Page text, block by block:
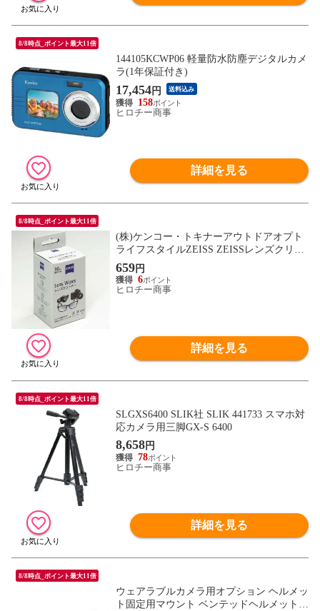
8/8時点_ポイント最大11倍
144105KCWP06 軽量防水防塵デジタルカメ
ラ(1年保証付き)
17,454円 送料込み
158
ヒロチー商事
詳細を見る
8/8時点_ポイント最大11倍
(株)ケンコー・トキナーアウトドアオプト
ライフスタイルZEISS ZEISSレンズクリー
ナー
659円
6
ヒロチー商事
詳細を見る
8/8時点_ポイント最大11倍
SLGXS6400 SLIK社 SLIK 441733 スマホ対
応カメラ用三脚GX-S 6400
8,658円
78
ヒロチー商事
詳細を見る
8/8時点_ポイント最大11倍
ウェアラブルカメラ用オプション ヘルメッ
ト固定用マウント ベンテッドヘルメットマ